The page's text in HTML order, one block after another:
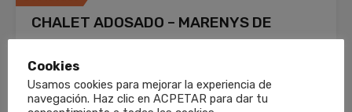
CHALET ADOSADO – MARENYS DE
RAFALCAID – REF. 26_5001
distribución funcional que combina…
Cookies
Usamos cookies para mejorar la experiencia de
navegación. Haz clic en ACPETAR para dar tu